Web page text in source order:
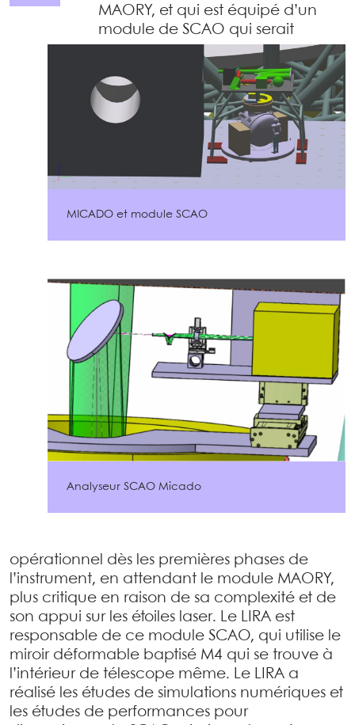
MICADO et module SCAO
Analyseur SCAO Micado
MAORY, et qui est équipé d’un
module de SCAO qui serait
opérationnel dès les premières phases de
l’instrument, en attendant le module MAORY,
plus critique en raison de sa complexité et de
son appui sur les étoiles laser. Le LIRA est
responsable de ce module SCAO, qui utilise le
miroir déformable baptisé M4 qui se trouve à
l’intérieur de télescope même. Le LIRA a
réalisé les études de simulations numériques et
les études de performances pour